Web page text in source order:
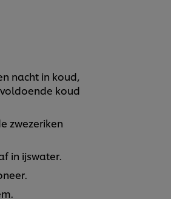
nacht in koud,
koud
zwezeriken
in ijswater.